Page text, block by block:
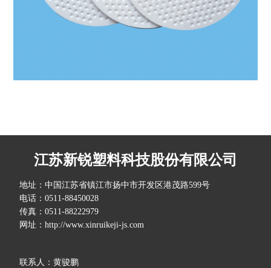
江苏新锐塑料科技股份有限公司
地址：中国江苏省镇江市扬中市开发区港茂路599号
电话：0511-88450028
传真：0511-88222979
网址：http://www.xinruikeji-js.com
联系人：黄骏鹏